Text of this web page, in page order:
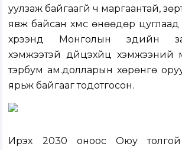
уулзаж байгаагүй ч маргаантай,
явж байсан хүмүүс өнөөдөр
хүрээнд Монголын эдийн
хэмжээтэй дүйцэхүйц
тэрбум ам.долларын хөрөнгө
ярьж байгааг тодотгосон.
Ирэх 2030 оноос Оюу